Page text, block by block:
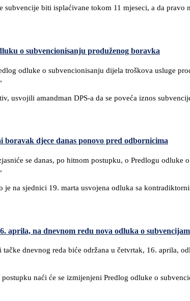
subvencije biti isplaćivane tokom 11 mjeseci, a da
o subvencionisanju produženog boravka
odluke o subvencionisanju dijela troškova usluge
usvojili amandman DPS-a da se poveća iznos
boravak djece danas ponovo pred odbornicima
se danas, po hitnom postupku, o Predlogu
na sjednici 19. marta usvojena odluka sa
aprila, na dnevnom redu nova odluka o
tačke dnevnog reda biće održana u četvrtak, 16. aprila,
naći će se izmijenjeni Predlog odluke o